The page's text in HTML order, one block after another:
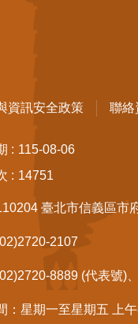
資訊安全政策 聯絡
115-08-06
14751
臺北市信義區市
2107
8889 (代表號)
：星期一至星期五 上